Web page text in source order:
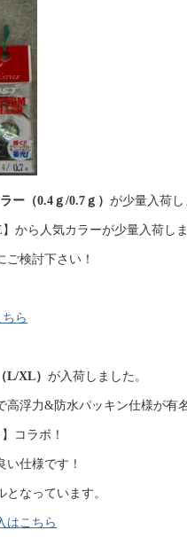
ー（0.4ｇ/0.7ｇ） が少量入荷し
から人気カラーが少量入荷しま
検討下さい！
ら
L/XL） が入荷しました。
浮力&防水パッキン仕様が有
コラボ！
仕様です！
なっています。
はこちら